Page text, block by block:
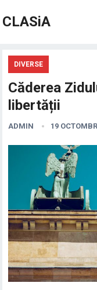
CLASiA
DIVERSE
Căderea
libertății
ADMIN 19